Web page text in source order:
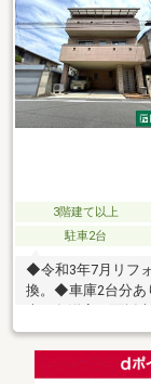
3階建て以上
駐車2台
◆令和3年7月リフ
換。◆車庫2台分あ
公園があり子育て
調度品は売買対象
和小学校まで約